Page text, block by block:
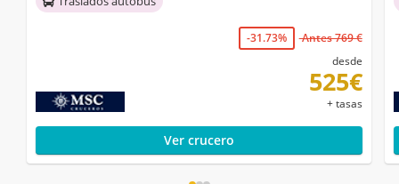
-31.73%
Antes 769 €
desde
525€
+ tasas
Ver crucero